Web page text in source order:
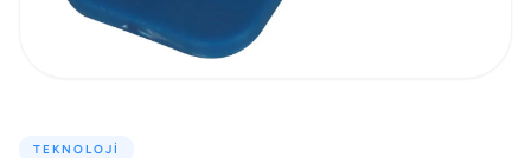
TEKNOLOJI